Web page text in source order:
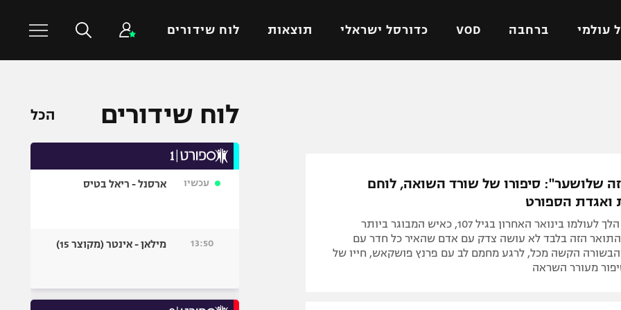
עולמי ברחבה VOD כדורסל ישראלי תוצאות לוח שידורים
ליגה איטלקית
ליגה צרפתית
מכבי תל אביב
הפועל ירושלים
דני אבדיה
כדורסל עולמי
כדורעף
היאבקות WWE
שלושער": סיפורו של שורד השואה, לוחם
ואגדת הספורט
יוסף וסלסקי הלך לעולמו בינואר האחרון בגיל 107, כאיש המבוגר ביותר
התואר הזה בלבד לא עושה צדק עם אדם שהאיר כל חדר עם
הקשה מכל, לרגע מחמם לב עם פרנץ פושקאש, חייו של
מעורר השראה
לוח שידורים הכל
עכשיו ארסנל - ריאל בטיס
13:50 מילאן - אינטר (מקוצר 15)